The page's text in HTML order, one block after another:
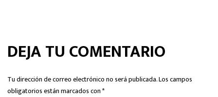
DEJA TU COMENTARIO
Tu dirección de correo electrónico no será publicada.Los campos
obligatorios están marcados con*